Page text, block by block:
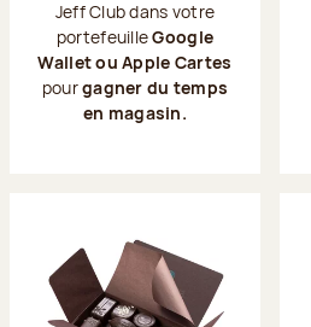
Jeff Club dans votre
portefeuilleGoogle
Wallet ou Apple Cartes
pourgagner du temps
en magasin.